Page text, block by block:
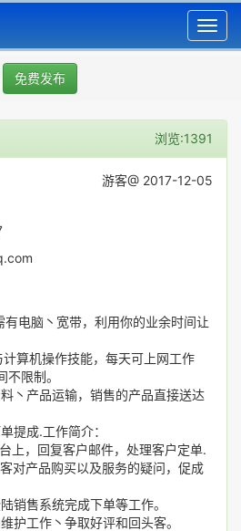
免费发布
浏览:1391
游客@ 2017-12-05
有电脑丶宽带，利用你的业余时间让
算机操作技能，每天可上网工作
限制。
丶产品运输，销售的产品直接送达
提成.工作简介：
上，回复客户邮件，处理客户定单.
对产品购买以及服务的疑问，促成
销售系统完成下单等工作。
护工作丶争取好评和回头客。